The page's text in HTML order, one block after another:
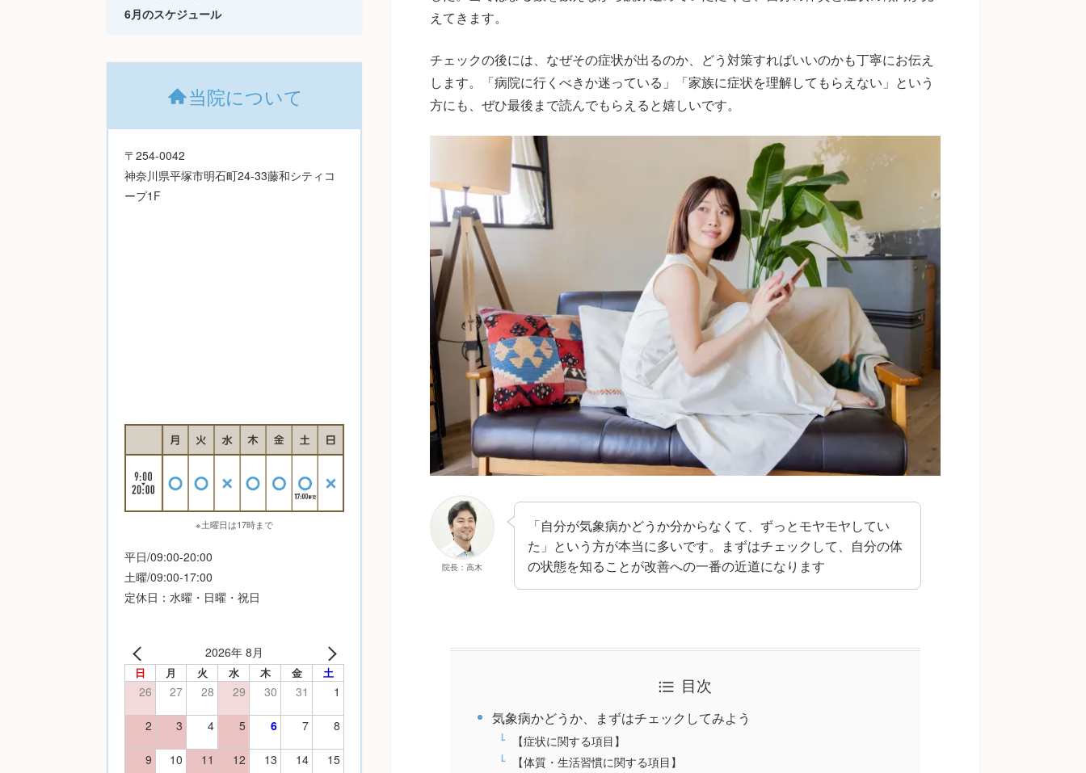
えてきます。
チェックの後には、なぜその症状が出るのか、どう対策すればいいのかも丁寧にお伝え
します。「病院に行くべきか迷っている」「家族に症状を理解してもらえない」という
方にも、ぜひ最後まで読んでもらえると嬉しいです。
院長：高木
「自分が気象病かどうか分からなくて、ずっとモヤモヤしてい
た」という方が本当に多いです。まずはチェックして、自分の体
の状態を知ることが改善への一番の近道になります
目次
気象病かどうか、まずはチェックしてみよう
【症状に関する項目】
【体質・生活習慣に関する項目】
6月のスケジュール
当院について
〒254-0042
神奈川県平塚市明石町24-33藤和シティコ
ープ1F
※土曜日は17時まで
平日/09:00-20:00
土曜/09:00-17:00
定休日：水曜・日曜・祝日
2026年 8月
日 月 火 水 木 金 土
26 27 28 29 30 31 1
2 3 4 5 6 7 8
9 10 11 12 13 14 15